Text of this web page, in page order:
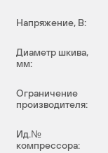
Напряжение, В:
Диаметр шкива,
мм:
Ограничение
производителя:
Ид.№
компрессора: